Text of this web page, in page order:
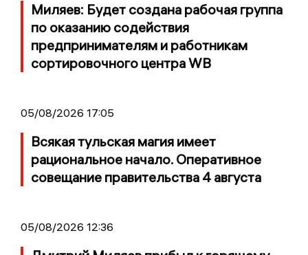
Миляев: Будет создана рабочая группа
по оказанию содействия
предпринимателям и работникам
сортировочного центра WB
05/08/2026 17:05
Всякая тульская магия имеет
рациональное начало. Оперативное
совещание правительства 4 августа
05/08/2026 12:36